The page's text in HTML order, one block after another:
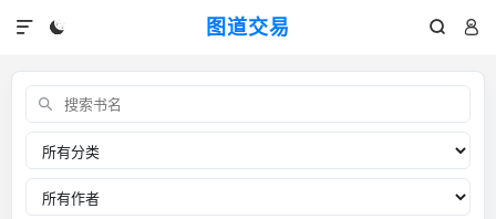
图道交易
  

交易书单：外汇黄金交易经典书籍
关键词
分类
作者